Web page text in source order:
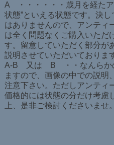
A ・・・・・・歳月を経た
状態”といえる状態です。決
はありませんので、アンティ
は全く問題なくご購入いただ
す。留意していただく部分が
説明させていただいておりま
A-B 又は B ・・なんらか
ますので、画像の中での説明
注意下さい。ただしアンティ
価格的には状態の分だけ考慮
上、是非ご検討くださいませ。